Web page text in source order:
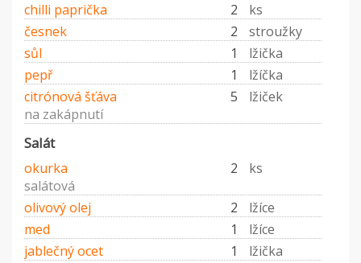
chilli paprička
2
ks
česnek
2
stroužky
sůl
1
lžička
pepř
1
lžíčka
citrónová šťáva
5
lžiček
na zakápnutí
Salát
okurka 2
ks
salátová
olivový olej
2
lžíce
med
1
lžíce
jablečný ocet
1
lžička